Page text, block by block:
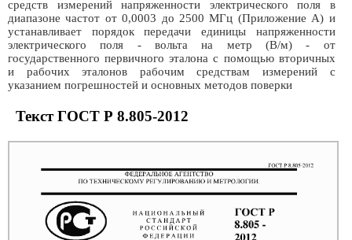
средств измерений напряженности электрического поля в
диапазоне частот от 0,0003 до 2500 МГц (Приложение А) и
устанавливает порядок передачи единицы напряженности
электрического поля - вольта на метр (В/м) - от
государственного первичного эталона с помощью вторичных
и рабочих эталонов рабочим средствам измерений с
указанием погрешностей и основных методов поверки
Текст ГОСТ Р 8.805-2012